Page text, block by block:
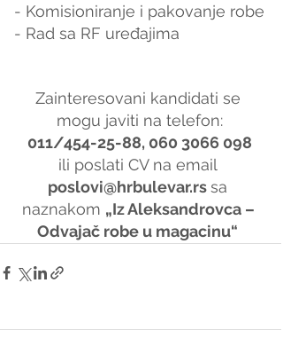
- Komisioniranje i pakovanje robe
- Rad sa RF uređajima
Zainteresovani kandidati se
mogu javiti na telefon:
011/454-25-88, 060 3066 098
ili poslati CV na email
poslovi@hrbulevar.rs sa
naznakom „Iz Aleksandrovca –
Odvajač robe u magacinu“